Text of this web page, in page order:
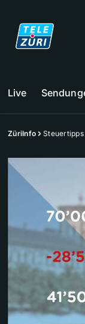
Live
ZüriInfo